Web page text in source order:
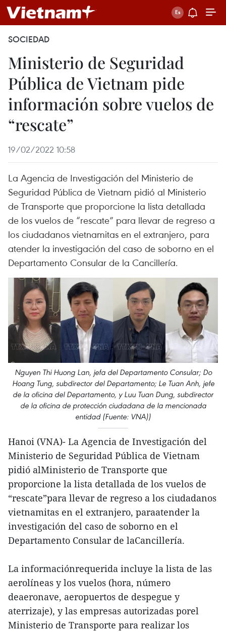
SOCIEDAD
Ministerio de Seguridad
Pública de Vietnam pide
información sobre vuelos de
“rescate”
19/02/2022 10:58
La Agencia de Investigación del Ministerio de
Seguridad Pública de Vietnam pidió al Ministerio
de Transporte que proporcione la lista detallada
de los vuelos de “rescate” para llevar de regreso a
los ciudadanos vietnamitas en el extranjero, para
atender la investigación del caso de soborno en el
Departamento Consular de la Cancillería.
Nguyen Thi Huong Lan, jefa del Departamento Consular; Do
Hoang Tung, subdirector del Departamento; Le Tuan Anh, jefe
de la oficina del Departamento, y Luu Tuan Dung, subdirector
de la oficina de protección ciudadana de la mencionada
entidad (Fuente: VNA))
Hanoi (VNA)- La Agencia de Investigación del
Ministerio de Seguridad Pública de Vietnam
pidió alMinisterio de Transporte que
proporcione la lista detallada de los vuelos de
“rescate”para llevar de regreso a los ciudadanos
vietnamitas en el extranjero, paraatender la
investigación del caso de soborno en el
Departamento Consular de laCancillería.
La informaciónrequerida incluye la lista de las
aerolíneas y los vuelos (hora, número
deaeronave, aeropuertos de despegue y
aterrizaje), y las empresas autorizadas porel
Ministerio de Transporte para realizar los